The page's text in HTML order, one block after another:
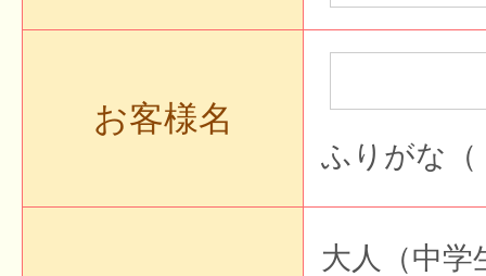
お客様名
ふりがな（
大人（中学